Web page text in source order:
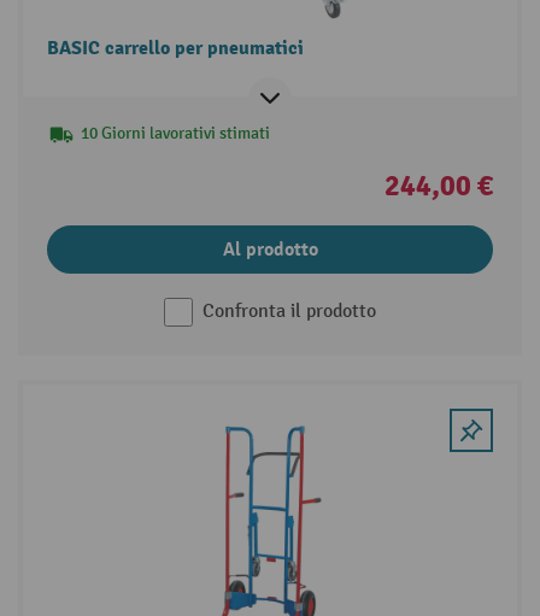
BASIC carrello per pneumatici
10 Giorni lavorativi stimati
244,00 €
Al prodotto
Confronta il prodotto